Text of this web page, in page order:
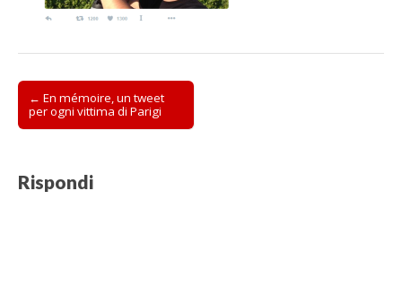
Post
navigation
← En mémoire, un tweet
per ogni vittima di Parigi
Rispondi